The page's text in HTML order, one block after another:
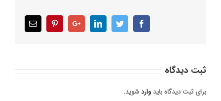
Facebook
Twitter
LinkedIn
Google+
Pinterest
Email
ثبت ديدگاه
برای ثبت دیدگاه باید واردشوید.